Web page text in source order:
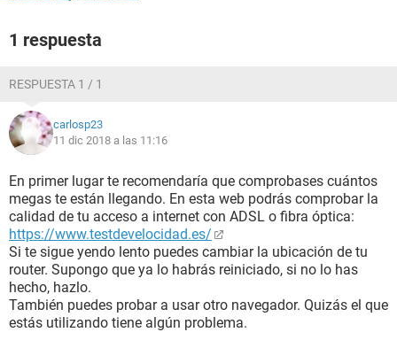
1 respuesta
RESPUESTA 1 / 1
carlosp23
11 dic 2018 a las 11:16
En primer lugar te recomendaría que comprobases cuántos
megas te están llegando. En esta web podrás comprobar la
calidad de tu acceso a internet con ADSL o fibra óptica:
https://www.testdevelocidad.es/
Si te sigue yendo lento puedes cambiar la ubicación de tu
router. Supongo que ya lo habrás reiniciado, si no lo has
hecho, hazlo.
También puedes probar a usar otro navegador. Quizás el que
estás utilizando tiene algún problema.